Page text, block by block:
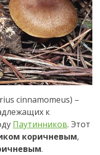
cinnamomeus) –
к
Паутинников. Этот
коричневым,
.